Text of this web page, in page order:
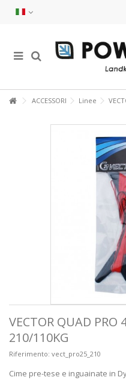
ACCESSORI Linee
VECTOR QUAD PRO
210/110KG
Riferimento: vect_pro25_210
Cime pre-tese e inguainate in